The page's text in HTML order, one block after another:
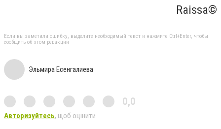
Raissa©
Если вы заметили ошибку, выделите необходимый текст и нажмите Ctrl+Enter, чтобы
сообщить об этом редакции
Эльмира Есенгалиева
0,0
Авторизуйтесь, щоб оцінити